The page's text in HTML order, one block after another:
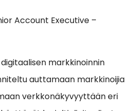
Account Executive –
markkinoinnin
auttamaan markkinoijia
verkkonäkyvyyttään eri